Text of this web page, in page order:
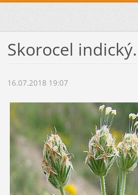
Skorocel indický.
16.07.2018 19:07